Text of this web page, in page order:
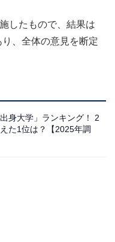
したもので、結果は
、全体の意見を断定
身大学」ランキング！ 2
た1位は？【2025年調